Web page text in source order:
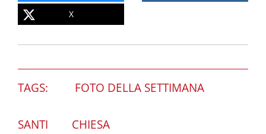
X
TAGS: FOTO DELLA SETTIMANA
SANTI CHIESA